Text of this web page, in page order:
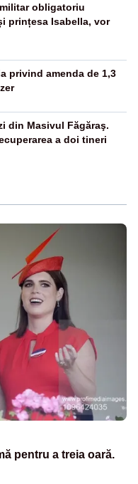
obligatoriu
prințesa Isabella, vor
privind amenda de 1,3
din Masivul Făgăraş.
a doi tineri
pentru a treia oară.